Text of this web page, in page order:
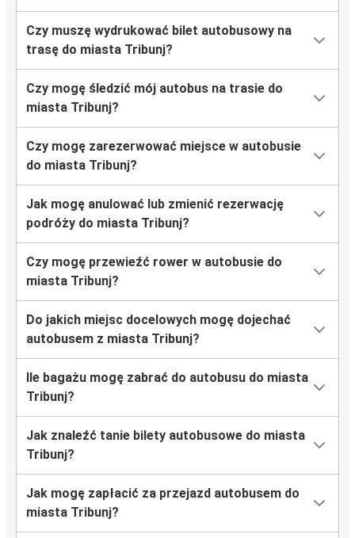
Czy muszę wydrukować bilet autobusowy na
trasę do miasta Tribunj?
Czy mogę śledzić mój autobus na trasie do
miasta Tribunj?
Czy mogę zarezerwować miejsce w autobusie
do miasta Tribunj?
Jak mogę anulować lub zmienić rezerwację
podróży do miasta Tribunj?
Czy mogę przewieźć rower w autobusie do
miasta Tribunj?
Do jakich miejsc docelowych mogę dojechać
autobusem z miasta Tribunj?
Ile bagażu mogę zabrać do autobusu do miasta
Tribunj?
Jak znaleźć tanie bilety autobusowe do miasta
Tribunj?
Jak mogę zapłacić za przejazd autobusem do
miasta Tribunj?